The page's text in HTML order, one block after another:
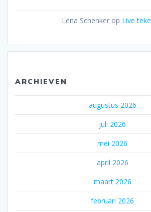
Lena Schenker op Live
ARCHIEVEN
augustus 2026
juli 2026
mei 2026
april 2026
maart 2026
februari 2026